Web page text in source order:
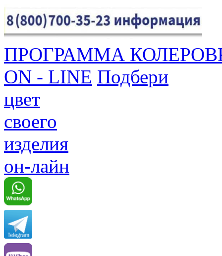
ПРОГРАММА
ON - LINE Подбери
цвет
своего
изделия
он-лайн